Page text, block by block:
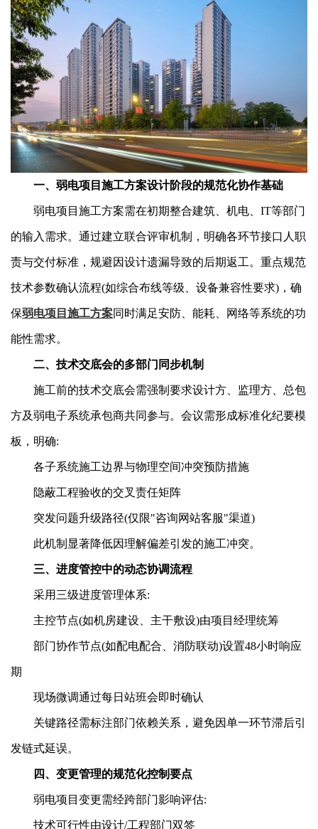
一、弱电项目施工方案设计阶段的规范化协作基础
弱电项目施工方案需在初期整合建筑、机电、IT等部门
的输入需求。通过建立联合评审机制，明确各环节接口人职
责与交付标准，规避因设计遗漏导致的后期返工。重点规范
技术参数确认流程(如综合布线等级、设备兼容性要求)，确
保弱电项目施工方案同时满足安防、能耗、网络等系统的功
能性需求。
二、技术交底会的多部门同步机制
施工前的技术交底会需强制要求设计方、监理方、总包
方及弱电子系统承包商共同参与。会议需形成标准化纪要模
板，明确:
各子系统施工边界与物理空间冲突预防措施
隐蔽工程验收的交叉责任矩阵
突发问题升级路径(仅限"咨询网站客服"渠道)
此机制显著降低因理解偏差引发的施工冲突。
三、进度管控中的动态协调流程
采用三级进度管理体系:
主控节点(如机房建设、主干敷设)由项目经理统筹
部门协作节点(如配电配合、消防联动)设置48小时响应
期
现场微调通过每日站班会即时确认
关键路径需标注部门依赖关系，避免因单一环节滞后引
发链式延误。
四、变更管理的规范化控制要点
弱电项目变更需经跨部门影响评估:
技术可行性由设计/工程部门双签